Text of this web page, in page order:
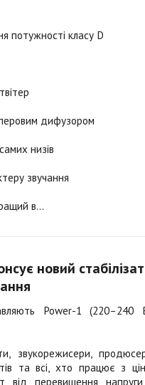
потужності класу D
дифузором
низів
звучання
в...
новий
Power-1 (220–240
звукорежисери,
та всі, хто працює з
від перевищення